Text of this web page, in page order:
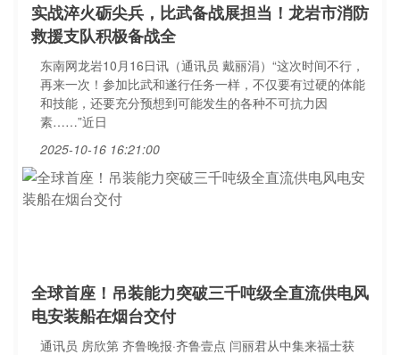
实战淬火砺尖兵，比武备战展担当！龙岩市消防
救援支队积极备战全
东南网龙岩10月16日讯（通讯员 戴丽涓）“这次时间不行，
再来一次！参加比武和遂行任务一样，不仅要有过硬的体能
和技能，还要充分预想到可能发生的各种不可抗力因
素……”近日
2025-10-16 16:21:00
全球首座！吊装能力突破三千吨级全直流供电风
电安装船在烟台交付
通讯员 房欣第 齐鲁晚报·齐鲁壹点 闫丽君从中集来福士获